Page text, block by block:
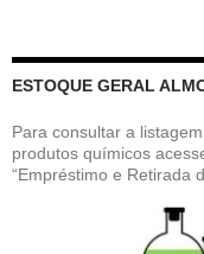
ESTOQUE GERAL
Para consultar a
produtos químicos
“Empréstimo e Retirada